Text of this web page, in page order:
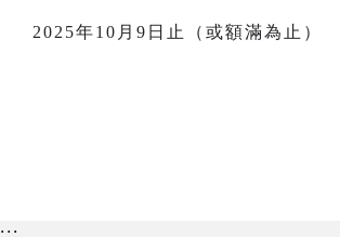
2025年10月9日止（或額滿為止）